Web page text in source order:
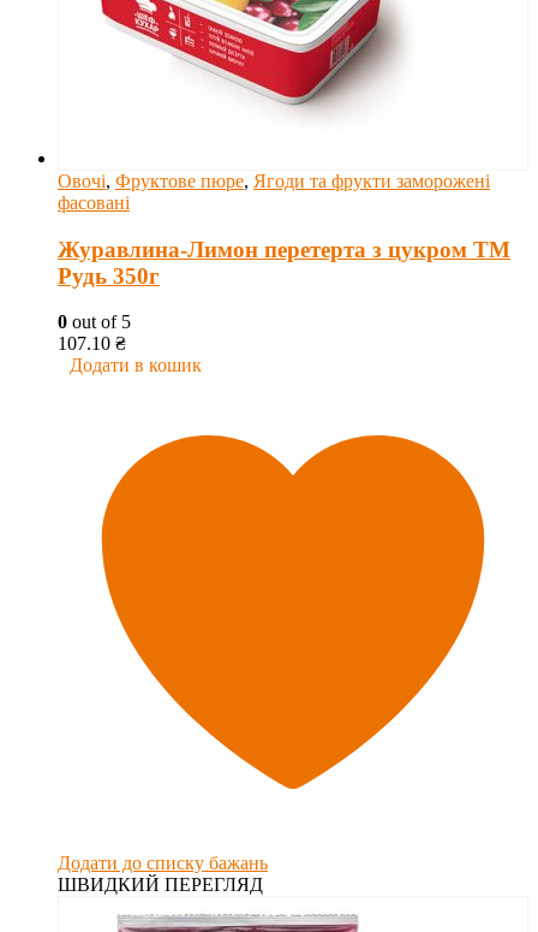
Овочі, Фруктове пюре, Ягоди та фрукти заморожені
фасовані
Журавлина-Лимон перетерта з цукром ТМ
Рудь 350г
0 out of 5
107.10 ₴
Додати в кошик
Додати до списку бажань
ШВИДКИЙ ПЕРЕГЛЯД